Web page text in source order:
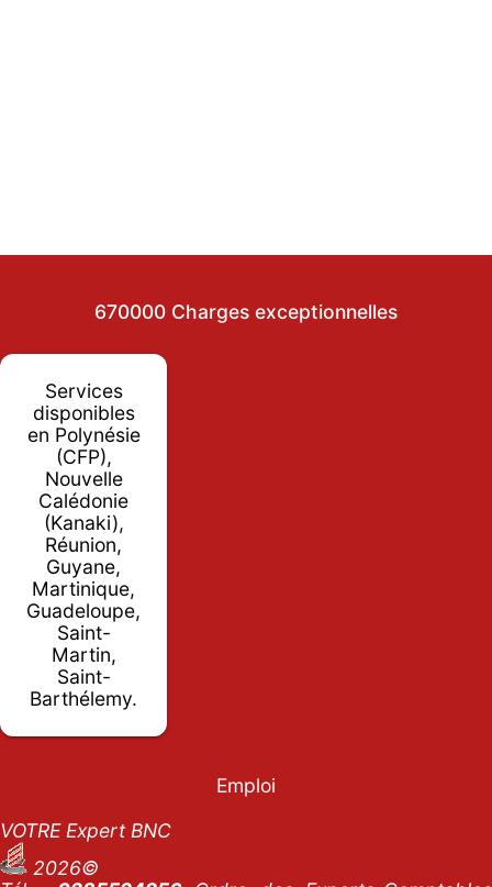
670000 Charges exceptionnelles
Services
disponibles
en Polynésie
(CFP),
Nouvelle
Calédonie
(Kanaki),
Réunion,
Guyane,
Martinique,
Guadeloupe,
Saint-
Martin,
Saint-
Barthélemy.
Emploi
VOTRE Expert BNC
2026©